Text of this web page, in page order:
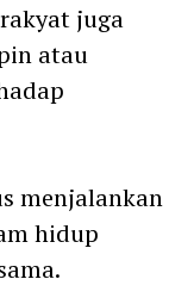
juga
atau
menjalankan
hidup